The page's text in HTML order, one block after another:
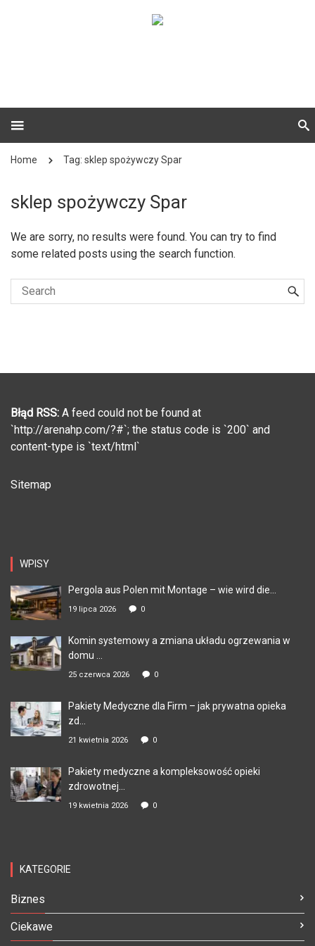
Home Tag: sklep spożywczy Spar
sklep spożywczy Spar
We are sorry, no results were found. You can try to find
some related posts using the search function.
Błąd RSS: A feed could not be found at
`http://arenahp.com/?#`; the status code is `200` and
content-type is `text/html`
Sitemap
WPISY
Pergola aus Polen mit Montage – wie wird die...
19 lipca 2026 0
Komin systemowy a zmiana układu ogrzewania w
domu ...
25 czerwca 2026 0
Pakiety Medyczne dla Firm – jak prywatna opieka
zd...
21 kwietnia 2026 0
Pakiety medyczne a kompleksowość opieki
zdrowotnej...
19 kwietnia 2026 0
KATEGORIE
Biznes
Ciekawe